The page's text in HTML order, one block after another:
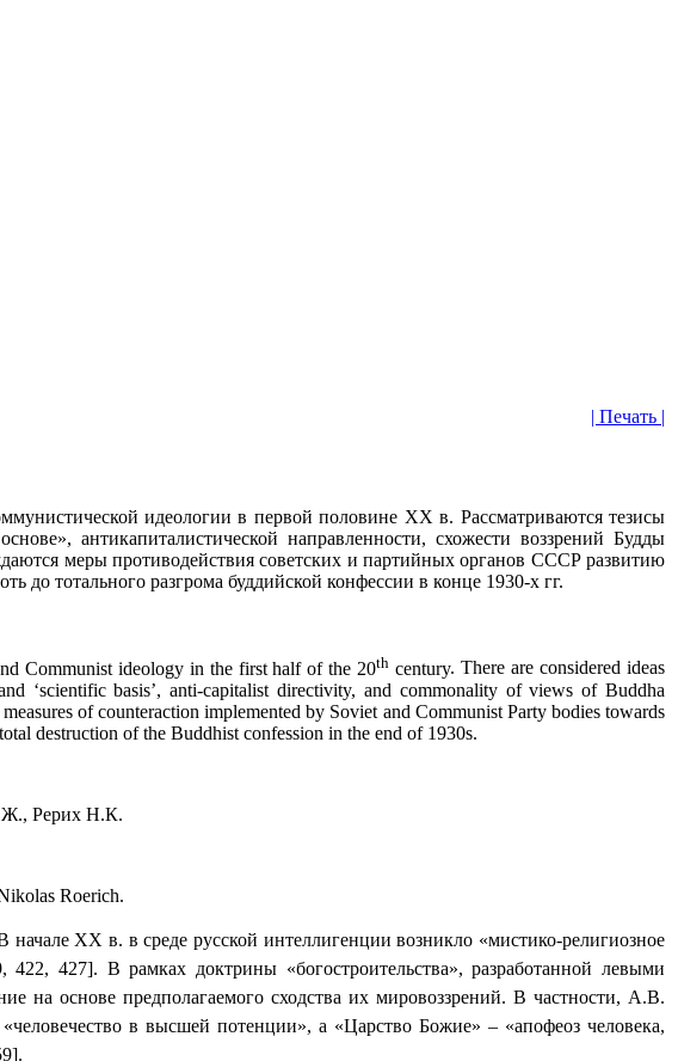
| Печать |
идеологии в первой половине ХХ в. Рассматриваются тезисы
антикапиталистической направленности, схожести воззрений Будды
меры противодействия советских и партийных органов СССР развитию
до тотального разгрома буддийской конфессии в конце 1930-х гг.
Communist ideology in the first half of the 20th century. There are considered ideas
‘scientific basis’, anti-capitalist directivity, and commonality of views of Buddha
of counteraction implemented by Soviet and Communist Party bodies towards
destruction of the Buddhist confession in the end of 1930s.
Рерих Н.К.
Roerich.
ХХ в. в среде русской интеллигенции возникло «мистико-религиозное
422, 427]. В рамках доктрины «богостроительства», разработанной левыми
на основе предполагаемого сходства их мировоззрений. В частности, А.В.
в высшей потенции», а «Царство Божие» – «апофеоз человека,